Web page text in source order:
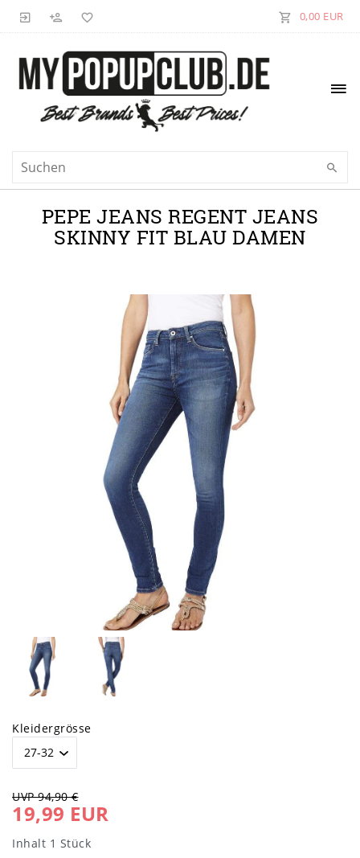
0,00 EUR
PEPE JEANS REGENT JEANS
SKINNY FIT BLAU DAMEN
Kleidergrösse
UVP 94,90 €
19,99 EUR
Inhalt 1 Stück